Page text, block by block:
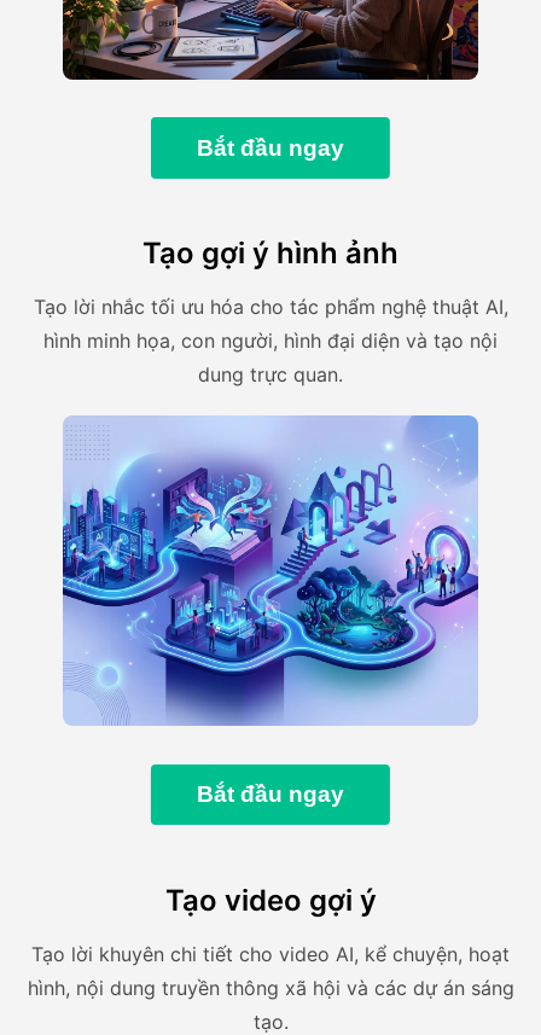
Bắt đầu ngay
Tạo gợi ý hình ảnh
Tạo lời nhắc tối ưu hóa cho tác phẩm nghệ thuật AI,
hình minh họa, con người, hình đại diện và tạo nội
dung trực quan.
Bắt đầu ngay
Tạo video gợi ý
Tạo lời khuyên chi tiết cho video AI, kể chuyện, hoạt
hình, nội dung truyền thông xã hội và các dự án sáng
tạo.